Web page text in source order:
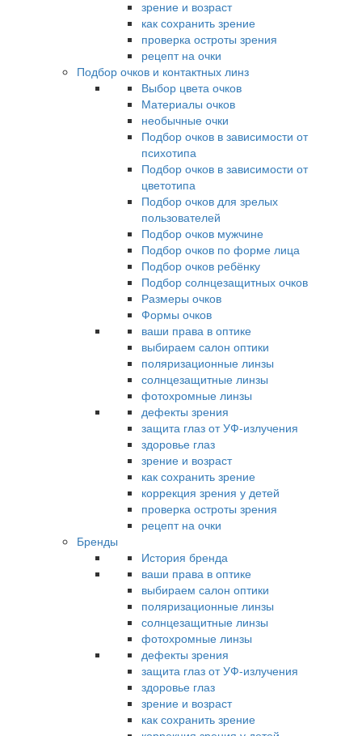
зрение и возраст
как сохранить зрение
проверка остроты зрения
рецепт на очки
Подбор очков и контактных линз
Выбор цвета очков
Материалы очков
необычные очки
Подбор очков в зависимости от
психотипа
Подбор очков в зависимости от
цветотипа
Подбор очков для зрелых
пользователей
Подбор очков мужчине
Подбор очков по форме лица
Подбор очков ребёнку
Подбор солнцезащитных очков
Размеры очков
Формы очков
ваши права в оптике
выбираем салон оптики
поляризационные линзы
солнцезащитные линзы
фотохромные линзы
дефекты зрения
защита глаз от УФ-излучения
здоровье глаз
зрение и возраст
как сохранить зрение
коррекция зрения у детей
проверка остроты зрения
рецепт на очки
Бренды
История бренда
ваши права в оптике
выбираем салон оптики
поляризационные линзы
солнцезащитные линзы
фотохромные линзы
дефекты зрения
защита глаз от УФ-излучения
здоровье глаз
зрение и возраст
как сохранить зрение